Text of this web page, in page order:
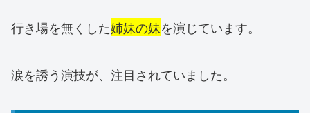
行き場を無くした姉妹の妹を演じています。
涙を誘う演技が、注目されていました。